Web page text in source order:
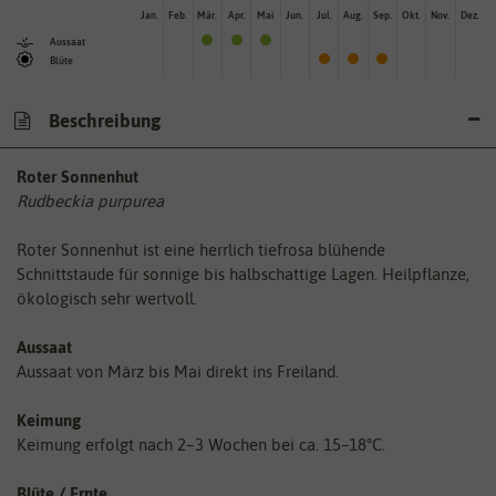
Aussaat
Blüte
Jan. Feb. Mär. Apr. Mai Jun. Jul. Aug. Sep. Okt. Nov. Dez.
Beschreibung
Roter Sonnenhut
Rudbeckia purpurea
Roter Sonnenhut ist eine herrlich tiefrosa blühende
Schnittstaude für sonnige bis halbschattige Lagen. Heilpflanze,
ökologisch sehr wertvoll.
Aussaat
Aussaat von März bis Mai direkt ins Freiland.
Keimung
Keimung erfolgt nach 2–3 Wochen bei ca. 15–18°C.